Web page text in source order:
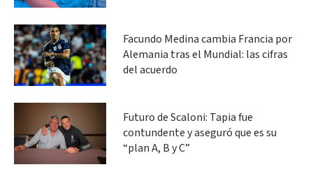
Facundo Medina cambia Francia por
Alemania tras el Mundial: las cifras
del acuerdo
Futuro de Scaloni: Tapia fue
contundente y aseguró que es su
“plan A, B y C”